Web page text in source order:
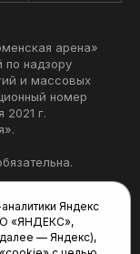
арена»
по надзору
и массовых
номер
г.
Яндекс
«ЯНДЕКС»,
— Яндекс),